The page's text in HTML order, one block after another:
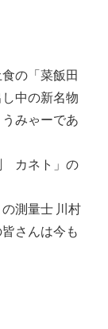
の「菜飯田
中の新名物
みゃーであ
カネト」の
測量士 川村
さんは今も